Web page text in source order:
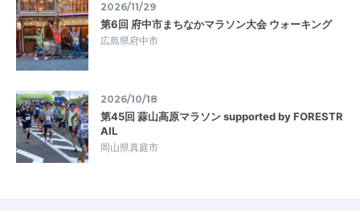
2026/11/29
第6回 府中市まちなかマラソン大会 ウォーキング
広島県府中市
2026/10/18
第45回 蒜山高原マラソン supported by FORESTR
AIL
岡山県真庭市